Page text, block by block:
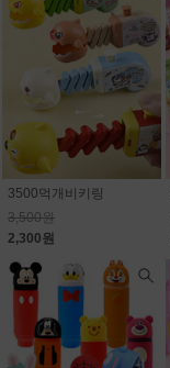
3500먹개비키링
3,500원
2,300원